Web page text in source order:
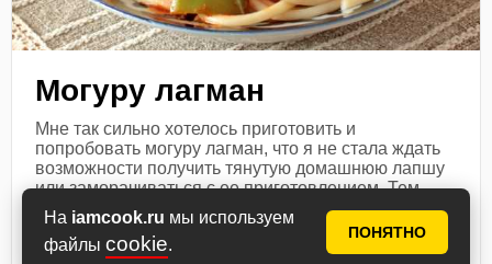
На iamcook.ru мы используем
файлы cookie.
ПОНЯТНО
Могуру лагман
Мне так сильно хотелось приготовить и
попробовать могуру лагман, что я не стала ждать
возможности получить тянутую домашнюю лапшу
или заморачиваться с ее приготовлением. Тем
более, что это отдельный длительный...
Посмотреть рецепт